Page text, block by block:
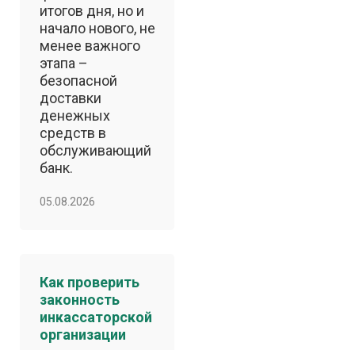
итогов дня, но и
начало нового, не
менее важного
этапа –
безопасной
доставки
денежных
средств в
обслуживающий
банк.
05.08.2026
Как проверить
законность
инкассаторской
организации